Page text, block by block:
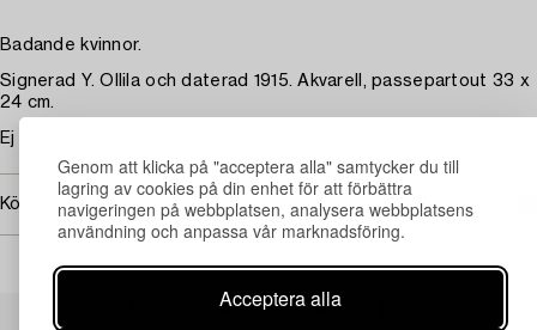
Genom att klicka på "acceptera alla" samtycker du till
lagring av cookies på din enhet för att förbättra
navigeringen på webbplatsen, analysera webbplatsens
användning och anpassa vår marknadsföring.
Acceptera alla
Badande kvinnor.
Signerad Y. Ollila och daterad 1915. Akvarell, passepartout 33 x
24 cm.
Ej examinerad ur ram.
Köpinformation
Andra har även tittat på